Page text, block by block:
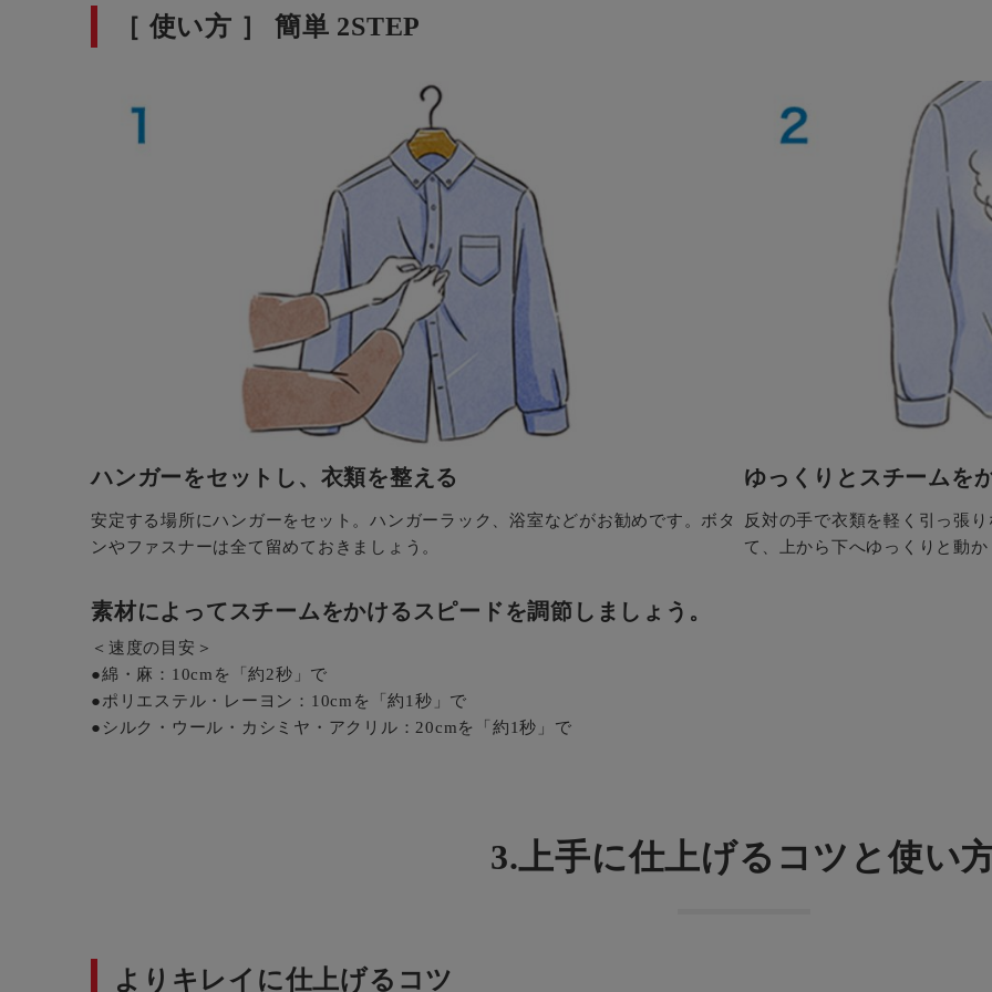
［ 使い方 ］ 簡単 2STEP
ハンガーをセットし、衣類を整える
安定する場所にハンガーをセット。ハンガーラック、浴室などがお勧めです。ボタ
ンやファスナーは全て留めておきましょう。
ゆっくりとスチームを
反対の手で衣類を軽く引っ張
て、上から下へゆっくりと動
素材によってスチームをかけるスピードを調節しましょう。
＜速度の目安＞
●綿・麻：10cmを「約2秒」で
●ポリエステル・レーヨン：10cmを「約1秒」で
●シルク・ウール・カシミヤ・アクリル：20cmを「約1秒」で
3.上手に仕上げるコツ と使い
よりキレイに仕上げるコツ